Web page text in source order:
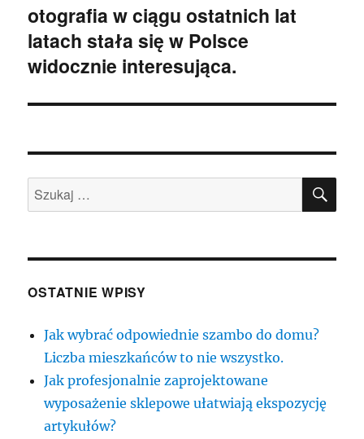
Następny
wpis:
otografia w ciągu ostatnich lat
latach stała się w Polsce
widocznie interesująca.
Szukaj:
OSTATNIE WPISY
Jak wybrać odpowiednie szambo do domu?
Liczba mieszkańców to nie wszystko.
Jak profesjonalnie zaprojektowane
wyposażenie sklepowe ułatwiają ekspozycję
artykułów?